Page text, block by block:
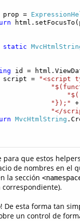
prop =
static
id =
script =
"<script
"});"
+
"</
MvcHtmlString
para que estos
de nombres en el
la sección
De esta forma tan
un control de